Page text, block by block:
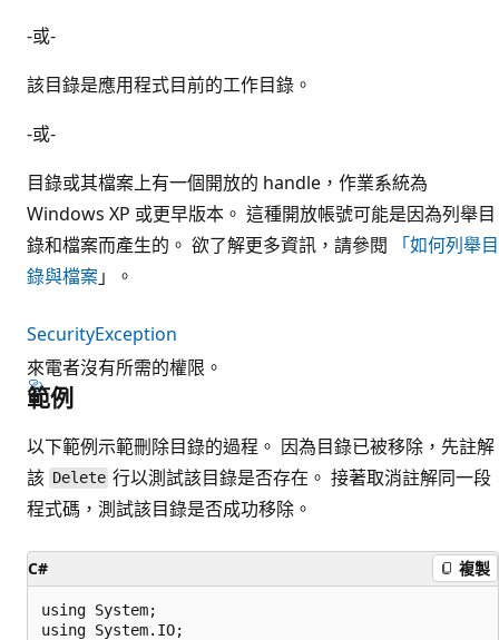
-或-
該目錄是應用程式目前的工作目錄。
-或-
目錄或其檔案上有一個開放的 handle，作業系統為
Windows XP 或更早版本。 這種開放帳號可能是因為列舉目
錄和檔案而產生的。 欲了解更多資訊，請參閱
「如何列舉目
錄與檔案」。
SecurityException
來電者沒有所需的權限。
範例
以下範例示範刪除目錄的過程。 因為目錄已被移除，先註解
該 Delete 行以測試該目錄是否存在。 接著取消註解同一段
程式碼，測試該目錄是否成功移除。
C# 複製
using System;
using System.IO;